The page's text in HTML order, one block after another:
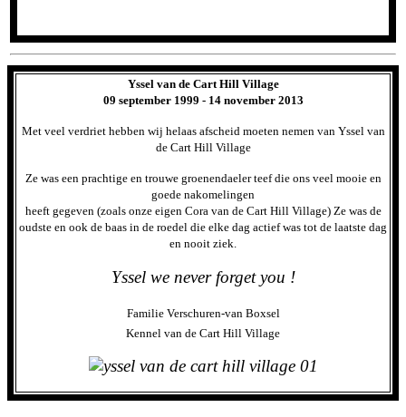
Yssel van de Cart Hill Village
09 september 1999 - 14 november 2013
Met veel verdriet hebben wij helaas afscheid moeten nemen van Yssel van
de Cart Hill Village
Ze was een prachtige en trouwe groenendaeler teef die ons veel mooie en
goede nakomelingen
heeft gegeven (zoals onze eigen Cora van de Cart Hill Village) Ze was de
oudste en ook de baas in de roedel die elke dag actief was tot de laatste dag
en nooit ziek.
Yssel we never forget you !
Familie Verschuren-van Boxsel
Kennel van de Cart Hill Village